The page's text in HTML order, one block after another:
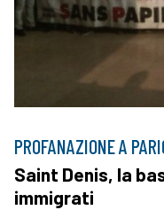
PROFANAZIONE A
Saint Denis, la
immigrati